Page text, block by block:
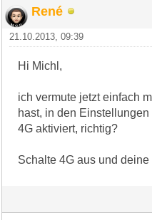
René
21.10.2013, 09:39
Hi Michl,
ich vermute jetzt einfach
hast, in den
4G aktiviert, richtig?
Schalte 4G aus und